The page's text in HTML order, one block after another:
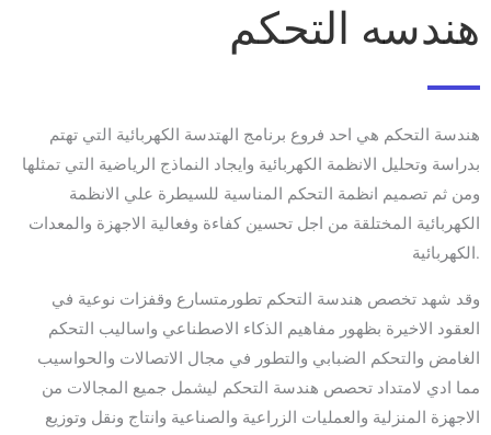
هندسه التحكم
هندسة التحكم هي احد فروع برنامج الهتدسة الكهربائية التي تهتم
بدراسة وتحليل الانظمة الكهربائية وايجاد النماذج الرياضية التي تمثلها
ومن ثم تصميم انظمة التحكم المناسية للسيطرة علي الانظمة
الكهربائية المختلقة من اجل تحسين كفاءة وفعالية الاجهزة والمعدات
الكهربائية.
وقد شهد تخصص هندسة التحكم تطورمتسارع وقفزات نوعية في
العقود الاخيرة بظهور مفاهيم الذكاء الاصطناعي واساليب التحكم
الغامض والتحكم الضبابي والتطور في مجال الاتصالات والحواسيب
مما ادي لامتداد تحصص هندسة التحكم ليشمل جميع المجالات من
الاجهزة المنزلية والعمليات الزراعية والصناعية وانتاج ونقل وتوزيع